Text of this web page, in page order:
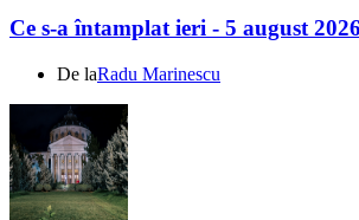
Ce s-a întamplat ieri - 5 august
De laRadu Marinescu